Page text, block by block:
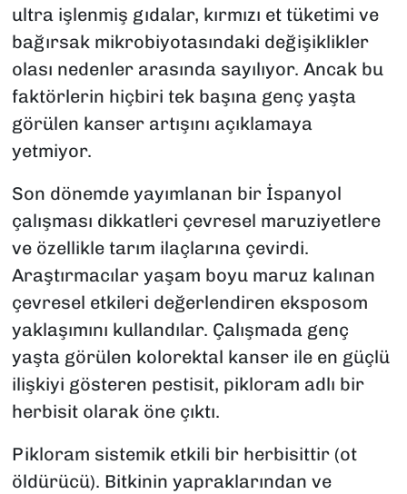
ultra işlenmiş gıdalar, kırmızı et tüketimi ve
bağırsak mikrobiyotasındaki değişiklikler
olası nedenler arasında sayılıyor. Ancak bu
faktörlerin hiçbiri tek başına genç yaşta
görülen kanser artışını açıklamaya
yetmiyor.
Son dönemde yayımlanan bir İspanyol
çalışması dikkatleri çevresel maruziyetlere
ve özellikle tarım ilaçlarına çevirdi.
Araştırmacılar yaşam boyu maruz kalınan
çevresel etkileri değerlendiren eksposom
yaklaşımını kullandılar. Çalışmada genç
yaşta görülen kolorektal kanser ile en güçlü
ilişkiyi gösteren pestisit, pikloram adlı bir
herbisit olarak öne çıktı.
Pikloram sistemik etkili bir herbisittir (ot
öldürücü). Bitkinin yapraklarından ve